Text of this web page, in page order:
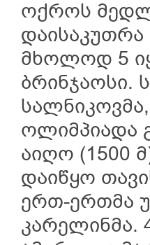
ოქროს
დაისაკუთრა
მხოლოდ 5
ბრინჯაოსი.
ოლიმპიადა
აიღო (1500
დაიწყო
ერთ-ერთმა
კარელინმა.